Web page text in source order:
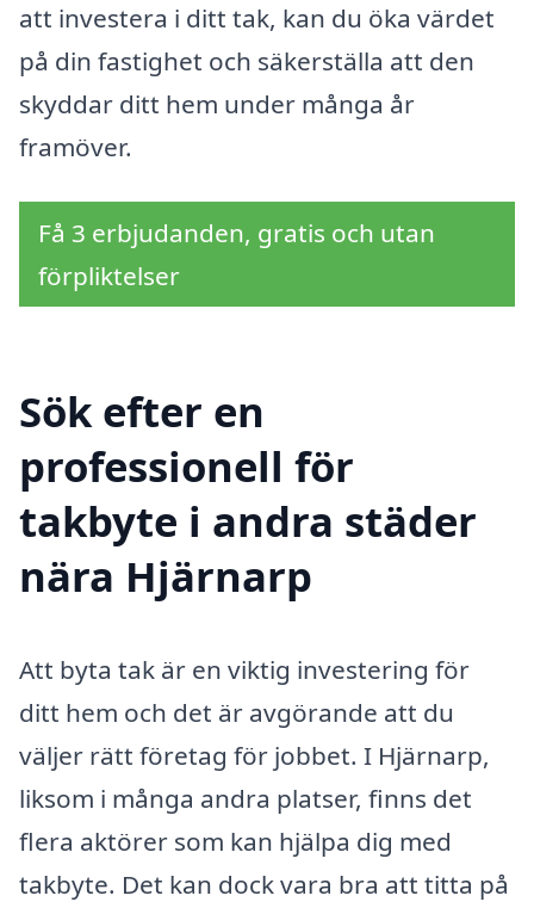
att investera i ditt tak, kan du öka värdet
på din fastighet och säkerställa att den
skyddar ditt hem under många år
framöver.
Få 3 erbjudanden, gratis och utan
förpliktelser
Sök efter en
professionell för
takbyte i andra städer
nära Hjärnarp
Att byta tak är en viktig investering för
ditt hem och det är avgörande att du
väljer rätt företag för jobbet. I Hjärnarp,
liksom i många andra platser, finns det
flera aktörer som kan hjälpa dig med
takbyte. Det kan dock vara bra att titta på